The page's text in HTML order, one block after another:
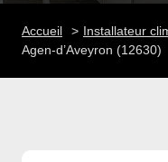
Accueil
Installateur
Agen-d’Aveyron (12630)